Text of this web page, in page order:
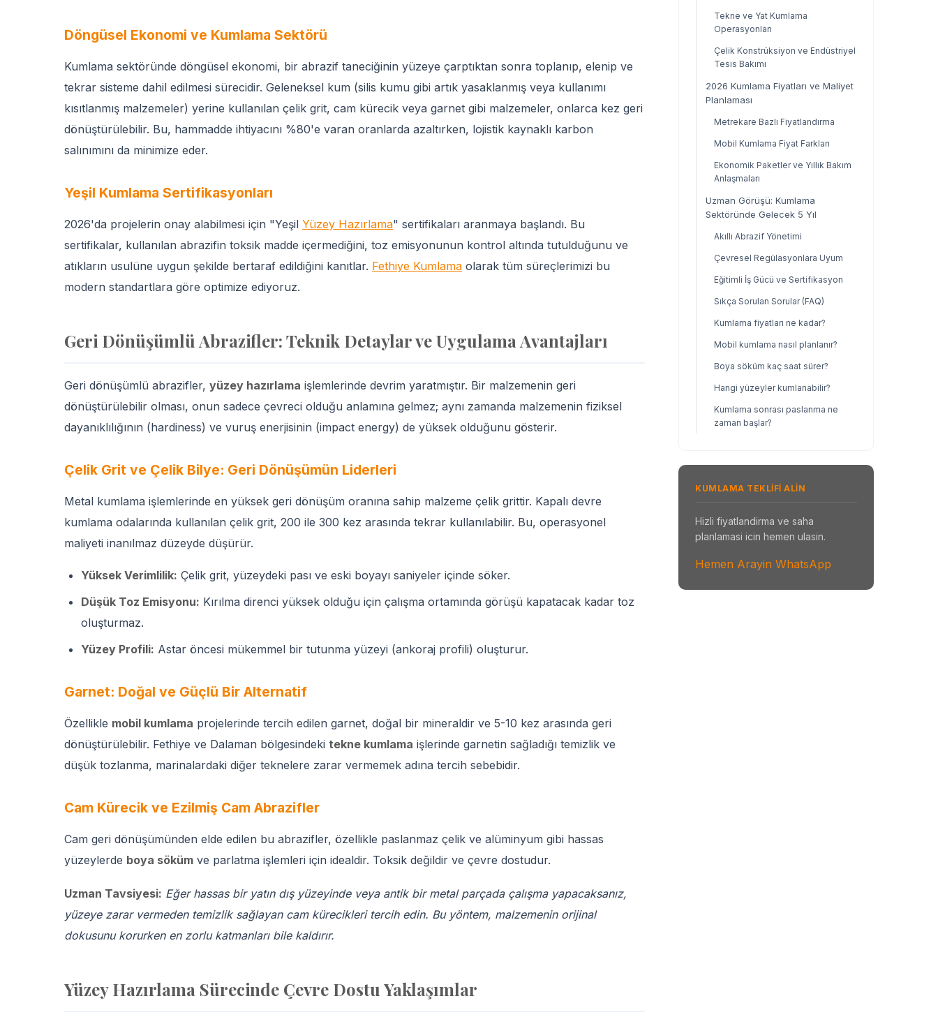
Döngüsel Ekonomi ve Kumlama Sektörü
Kumlama sektöründe döngüsel ekonomi, bir abrazif taneciğinin yüzeye çarptıktan sonra toplanıp, elenip ve
tekrar sisteme dahil edilmesi sürecidir. Geleneksel kum (silis kumu gibi artık yasaklanmış veya kullanımı
kısıtlanmış malzemeler) yerine kullanılan çelik grit, cam kürecik veya garnet gibi malzemeler, onlarca kez geri
dönüştürülebilir. Bu, hammadde ihtiyacını %80'e varan oranlarda azaltırken, lojistik kaynaklı karbon
salınımını da minimize eder.
Yeşil Kumlama Sertifikasyonları
2026'da projelerin onay alabilmesi için "Yeşil Yüzey Hazırlama" sertifikaları aranmaya başlandı. Bu
sertifikalar, kullanılan abrazifin toksik madde içermediğini, toz emisyonunun kontrol altında tutulduğunu ve
atıkların usulüne uygun şekilde bertaraf edildiğini kanıtlar. Fethiye Kumlama olarak tüm süreçlerimizi bu
modern standartlara göre optimize ediyoruz.
Geri Dönüşümlü Abrazifler: Teknik Detaylar ve Uygulama Avantajları
Geri dönüşümlü abrazifler, yüzey hazırlama işlemlerinde devrim yaratmıştır. Bir malzemenin geri
dönüştürülebilir olması, onun sadece çevreci olduğu anlamına gelmez; aynı zamanda malzemenin fiziksel
dayanıklılığının (hardiness) ve vuruş enerjisinin (impact energy) de yüksek olduğunu gösterir.
Çelik Grit ve Çelik Bilye: Geri Dönüşümün Liderleri
Metal kumlama işlemlerinde en yüksek geri dönüşüm oranına sahip malzeme çelik grittir. Kapalı devre
kumlama odalarında kullanılan çelik grit, 200 ile 300 kez arasında tekrar kullanılabilir. Bu, operasyonel
maliyeti inanılmaz düzeyde düşürür.
Yüksek Verimlilik: Çelik grit, yüzeydeki pası ve eski boyayı saniyeler içinde söker.
Düşük Toz Emisyonu: Kırılma direnci yüksek olduğu için çalışma ortamında görüşü kapatacak kadar toz
oluşturmaz.
Yüzey Profili: Astar öncesi mükemmel bir tutunma yüzeyi (ankoraj profili) oluşturur.
Garnet: Doğal ve Güçlü Bir Alternatif
Özellikle mobil kumlama projelerinde tercih edilen garnet, doğal bir mineraldir ve 5-10 kez arasında geri
dönüştürülebilir. Fethiye ve Dalaman bölgesindeki tekne kumlama işlerinde garnetin sağladığı temizlik ve
düşük tozlanma, marinalardaki diğer teknelere zarar vermemek adına tercih sebebidir.
Cam Kürecik ve Ezilmiş Cam Abrazifler
Cam geri dönüşümünden elde edilen bu abrazifler, özellikle paslanmaz çelik ve alüminyum gibi hassas
yüzeylerde boya söküm ve parlatma işlemleri için idealdir. Toksik değildir ve çevre dostudur.
Uzman Tavsiyesi: Eğer hassas bir yatın dış yüzeyinde veya antik bir metal parçada çalışma yapacaksanız,
yüzeye zarar vermeden temizlik sağlayan cam kürecikleri tercih edin. Bu yöntem, malzemenin orijinal
dokusunu korurken en zorlu katmanları bile kaldırır.
Yüzey Hazırlama Sürecinde Çevre Dostu Yaklaşımlar
Tekne ve Yat Kumlama
Operasyonları
Çelik Konstrüksiyon ve Endüstriyel
Tesis Bakımı
2026 Kumlama Fiyatları ve Maliyet
Planlaması
Metrekare Bazlı Fiyatlandırma
Mobil Kumlama Fiyat Farkları
Ekonomik Paketler ve Yıllık Bakım
Anlaşmaları
Uzman Görüşü: Kumlama
Sektöründe Gelecek 5 Yıl
Akıllı Abrazif Yönetimi
Çevresel Regülasyonlara Uyum
Eğitimli İş Gücü ve Sertifikasyon
Sıkça Sorulan Sorular (FAQ)
Kumlama fiyatları ne kadar?
Mobil kumlama nasıl planlanır?
Boya söküm kaç saat sürer?
Hangi yüzeyler kumlanabilir?
Kumlama sonrası paslanma ne
zaman başlar?
KUMLAMA TEKLIFI ALIN
Hizli fiyatlandirma ve saha
planlamasi icin hemen ulasin.
Hemen Arayin WhatsApp